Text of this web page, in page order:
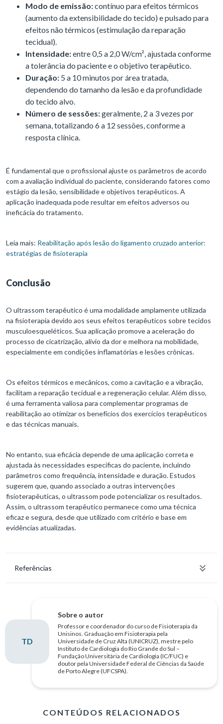
Modo de emissão:contínuo para efeitos térmicos
(aumento da extensibilidade do tecido) e pulsado para
efeitos não térmicos (estimulação da reparação
tecidual).
Intensidade:entre 0,5 a 2,0 W/cm², ajustada conforme
a tolerância do paciente e o objetivo terapêutico.
Duração: 5 a 10 minutos por área tratada,
dependendo do tamanho da lesão e da profundidade
do tecido alvo.
Número de sessões:geralmente, 2 a 3 vezes por
semana, totalizando 6 a 12 sessões, conforme a
resposta clínica.
É fundamental que o profissional ajuste os parâmetros de acordo
com a avaliação individual do paciente, considerando fatores como
estágio da lesão, sensibilidade e objetivos terapêuticos. A
aplicação inadequada pode resultar em efeitos adversos ou
ineficácia do tratamento.
Leia mais: Reabilitação após lesão do ligamento cruzado anterior:
estratégias de fisioterapia
Conclusão
O ultrassom terapêutico é uma modalidade amplamente utilizada
na fisioterapia devido aos seus efeitos terapêuticos sobre tecidos
musculoesqueléticos. Sua aplicação promove a aceleração do
processo de cicatrização, alívio da dor e melhora na mobilidade,
especialmente em condições inflamatórias e lesões crônicas.
Os efeitos térmicos e mecânicos, como a cavitação e a vibração,
facilitam a reparação tecidual e a regeneração celular. Além disso,
é uma ferramenta valiosa para complementar programas de
reabilitação ao otimizar os benefícios dos exercícios terapêuticos
e das técnicas manuais.
No entanto, sua eficácia depende de uma aplicação correta e
ajustada às necessidades específicas do paciente, incluindo
parâmetros como frequência, intensidade e duração. Estudos
sugerem que, quando associado a outras intervenções
fisioterapêuticas, o ultrassom pode potencializar os resultados.
Assim, o ultrassom terapêutico permanece como uma técnica
eficaz e segura, desde que utilizado com critério e base em
evidências atualizadas.
Referências
TD
Sobre o autor
Professor e coordenador do curso de Fisioterapia da
Unisinos. Graduação em Fisioterapia pela
Universidade de Cruz Alta (UNICRUZ), mestre pelo
Instituto de Cardiologia do Rio Grande do Sul –
Fundação Universitária de Cardiologia (IC/FUC) e
doutor pela Universidade Federal de Ciências da Saúde
de Porto Alegre (UFCSPA).
CONTEÚDOS RELACIONADOS